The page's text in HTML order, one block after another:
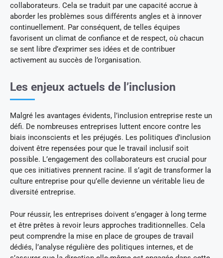
collaborateurs. Cela se traduit par une capacité accrue à
aborder les problèmes sous différents angles et à innover
continuellement. Par conséquent, de telles équipes
favorisent un climat de confiance et de respect, où chacun
se sent libre d’exprimer ses idées et de contribuer
activement au succès de l’organisation.
Les enjeux actuels de l’inclusion
Malgré les avantages évidents, l’inclusion entreprise reste un
défi. De nombreuses entreprises luttent encore contre les
biais inconscients et les préjugés. Les politiques d’inclusion
doivent être repensées pour que le travail inclusif soit
possible. L’engagement des collaborateurs est crucial pour
que ces initiatives prennent racine. Il s’agit de transformer la
culture entreprise pour qu’elle devienne un véritable lieu de
diversité entreprise.
Pour réussir, les entreprises doivent s’engager à long terme
et être prêtes à revoir leurs approches traditionnelles. Cela
peut comprendre la mise en place de groupes de travail
dédiés, l’analyse régulière des politiques internes, et de